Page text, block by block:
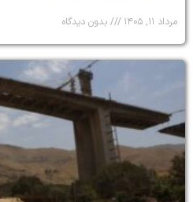
مرداد ۱۱, ۱۴۰۵ بدون دیدگاه